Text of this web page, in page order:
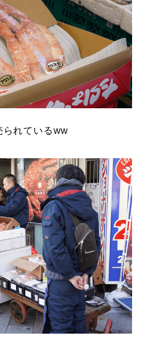
られているww